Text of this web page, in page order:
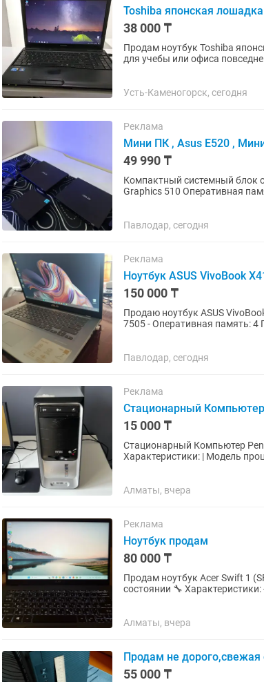
Toshiba японская
38 000 ₸
Продам ноутбук Toshiba японская рабочая лошадка)
для учебы или офиса повседневных задач
Усть-Каменогорск, сегодня
Реклама
Мини ПК , Asus E520 ,
49 990 ₸
Компактный системный блок от производителя
Graphics 510 Оперативная память
Павлодар, сегодня
Реклама
Ноутбук ASUS VivoBook
150 000 ₸
Продаю ноутбук ASUS VivoBook X415 в
7505 - Оперативная память: 4 ГБ - SSD: 128 ГБ - Графика: Intel UHD Graphics - Windows 11,
Павлодар, сегодня
Реклама
Стационарный Компьютер
15 000 ₸
Стационарный Компьютер Pentium| 2GB ОЗУ|
Характеристики: | Модель процессора Intel Pentium Dual | Объем оперативной памяти 2 ГБ |
Алматы, вчера
Реклама
Ноутбук продам
80 000 ₸
Продам ноутбук Acer Swift 1 (SF114-33) 💻 Лёгкий и удобный
состоянии 🔧 Характеристики: - Экран: 14” Full HD - Процессор: Intel Pentium - ОЗУ: 4 ГБ - Память:
Алматы, вчера
Продам не дорого,свежая
55 000 ₸